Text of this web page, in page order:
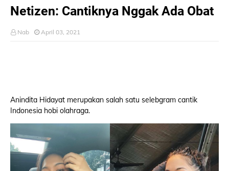
Netizen: Cantiknya Nggak Ada Obat
Nab April 03, 2021
Anindita Hidayat merupakan salah satu selebgram cantik
Indonesia hobi olahraga.